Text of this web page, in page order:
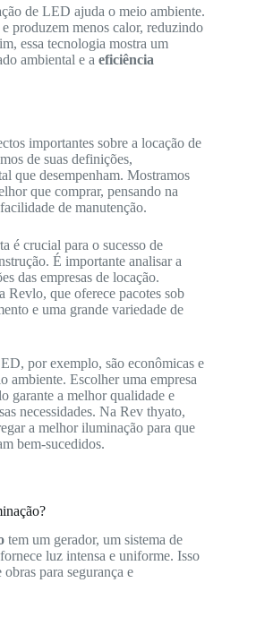
de LED ajuda o meio ambiente.
produzem menos calor, reduzindo
essa tecnologia mostra um
ambiental e a eficiência
importantes sobre a locação de
de suas definições,
que desempenham. Mostramos
que comprar, pensando na
de manutenção.
é crucial para o sucesso de
É importante analisar a
das empresas de locação.
Revlo, que oferece pacotes sob
e uma grande variedade de
por exemplo, são econômicas e
ambiente. Escolher uma empresa
garante a melhor qualidade e
necessidades. Na Rev thyato,
a melhor iluminação para que
bem-sucedidos.
tem um gerador, um sistema de
luz intensa e uniforme. Isso
para segurança e